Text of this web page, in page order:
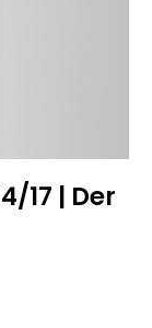
17 | Der